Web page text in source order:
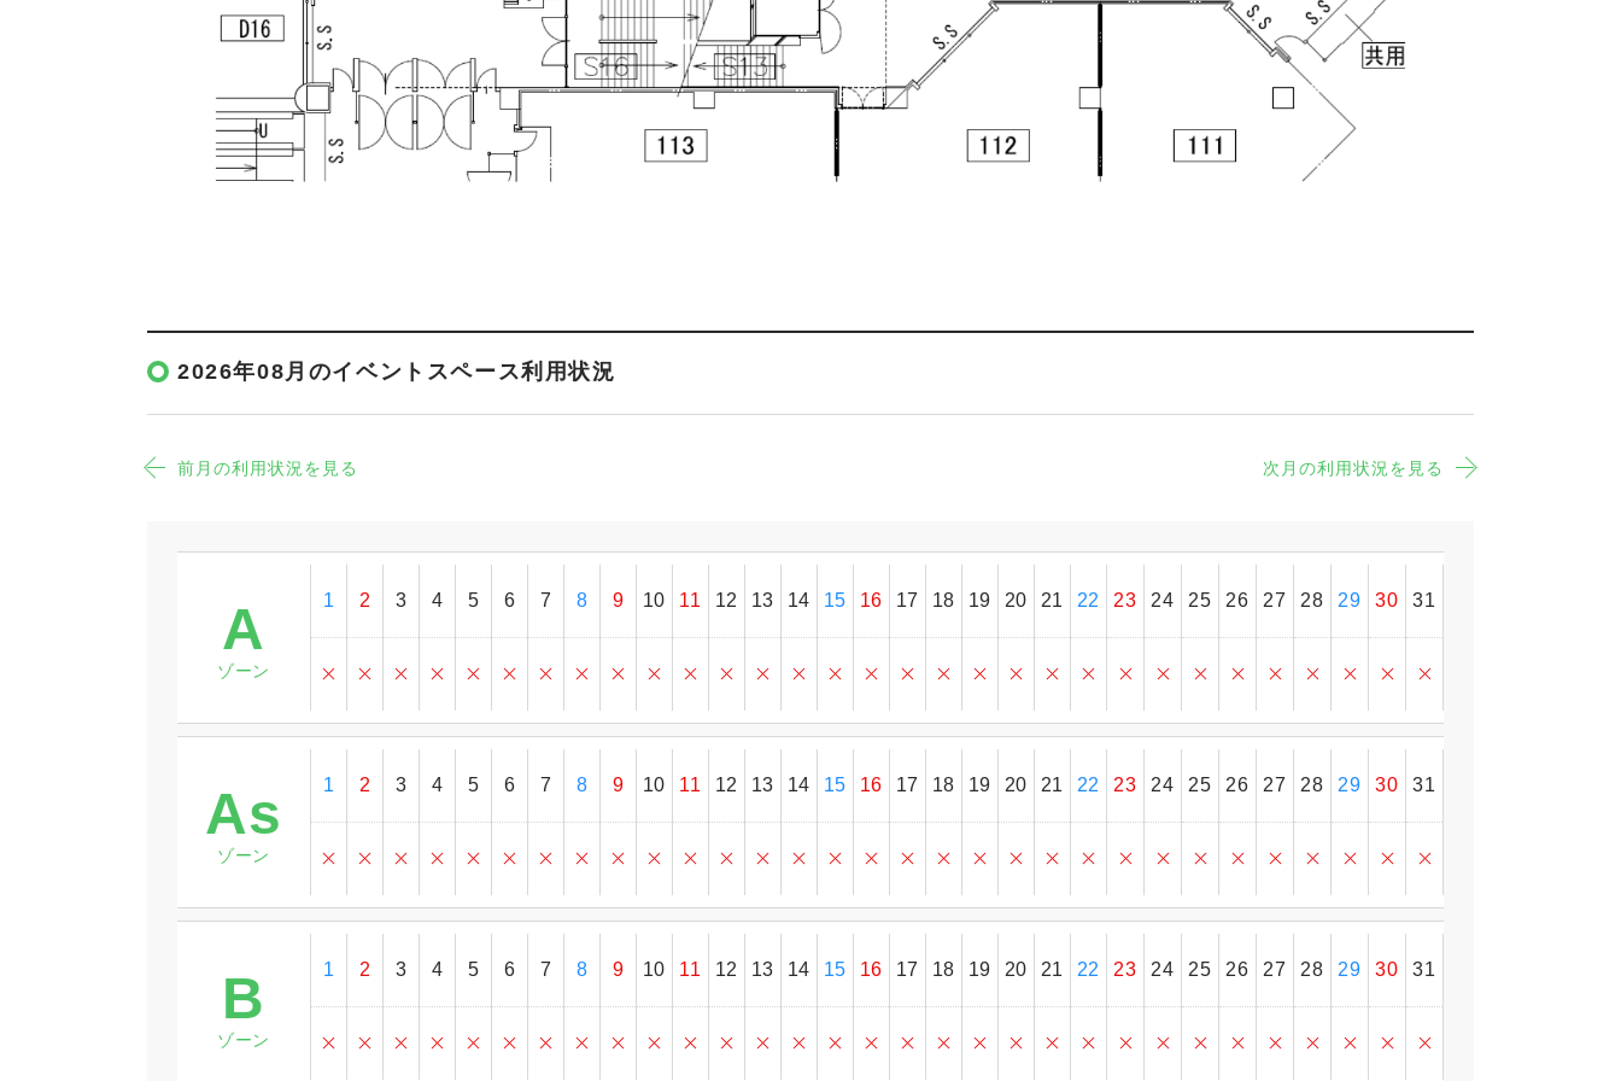
2026年08月のイベントスペース利用状況
前月の利用状況を見る 次月の利用状況を見る
A
ゾーン
1 2 3 4 5 6 7 8 9 10 11 12 13 14 15 16 17 18 19 20 21 22 23 24 25 26 27 28 29 30 31
As
ゾーン
1 2 3 4 5 6 7 8 9 10 11 12 13 14 15 16 17 18 19 20 21 22 23 24 25 26 27 28 29 30 31
B
ゾーン
1 2 3 4 5 6 7 8 9 10 11 12 13 14 15 16 17 18 19 20 21 22 23 24 25 26 27 28 29 30 31